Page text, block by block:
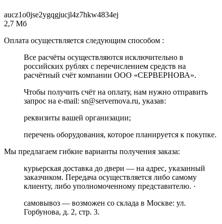
aucz1o0jse2ygqgjucjl4z7hkw4834ej
2,7 Мб
Оплата осуществляется следующим способом :
Все расчёты осуществляются исключительно в
российских рублях с перечислением средств на
расчётный счёт компании ООО «СЕРВЕРНОВА».
Чтобы получить счёт на оплату, нам нужно отправить
запрос на e-mail: sn@servernova.ru, указав:
реквизиты вашей организации;
перечень оборудования, которое планируется к покупке.
Мы предлагаем гибкие варианты получения заказа:
курьерская доставка до двери — на адрес, указанный
заказчиком. Передача осуществляется либо самому
клиенту, либо уполномоченному представителю. ·
самовывоз — возможен со склада в Москве: ул.
Горбунова, д. 2, стр. 3.